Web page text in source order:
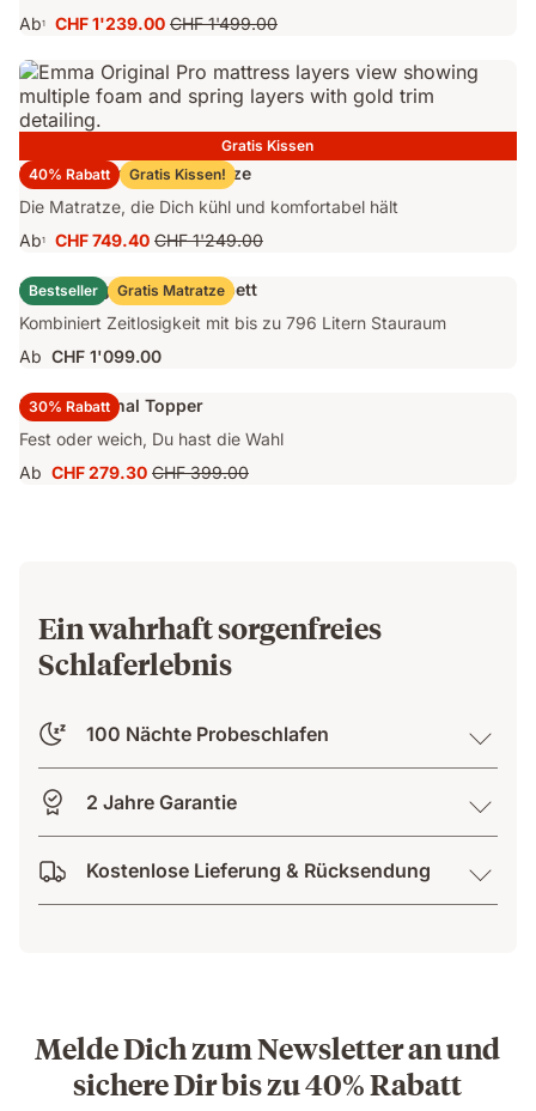
Ab1
Preis
CHF 1'239.00 Ursprünglicher
CHF 1'499.00
CHF 1'499.00
Gratis Kissen
40% Rabatt
Gratis Kissen!
Emma Original Pro Matratze
Die Matratze, die Dich kühl und komfortabel hält
Ab1
Preis
CHF 749.40
CHF 749.40 Ursprünglicher
Preis
CHF 1'249.00
CHF 1'249.00
Bestseller Gratis Matratze
Emma Original Stauraumbett
Kombiniert Zeitlosigkeit mit bis zu 796 Litern Stauraum
Ab CHF 1'099.00
30% Rabatt
Emma Original Topper
Fest oder weich, Du hast die Wahl
Ab Preis
CHF 279.30 Ursprünglicher
CHF 399.00
Ein wahrhaft sorgenfreies
Schlaferlebnis
100 Nächte Probeschlafen
2 Jahre Garantie
Kostenlose Lieferung & Rücksendung
Melde Dich zum Newsletter an und
sichere Dir bis zu 40% Rabatt